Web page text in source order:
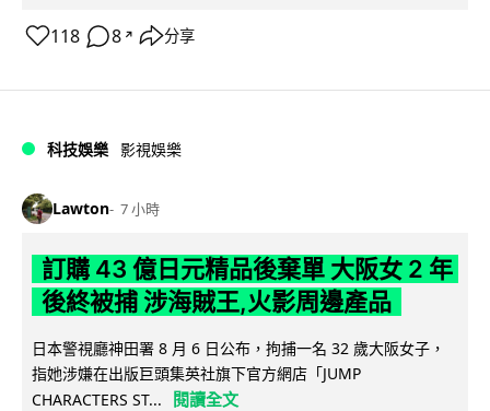
118 8 ↗ 分享
科技娛樂 影視娛樂
Lawton 7 小時
訂購 43 億日元精品後棄單 大阪女 2 年
後終被捕 涉海賊王,火影周邊產品
日本警視廳神田署 8 月 6 日公布，拘捕一名 32 歲大阪女子，
指她涉嫌在出版巨頭集英社旗下官方網店「JUMP
CHARACTERS ST...
閱讀全文